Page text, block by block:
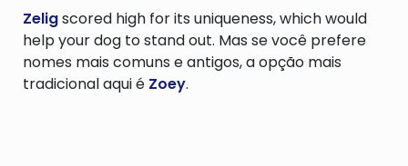
Zeligscored high for its uniqueness, which would
help your dog to stand out. Mas se você prefere
nomes mais comuns e antigos, a opção mais
tradicional aqui é Zoey.